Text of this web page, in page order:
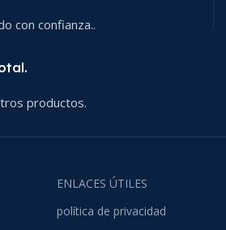
con confianza..
productos.
ENLACES ÚTILES
política de privacidad